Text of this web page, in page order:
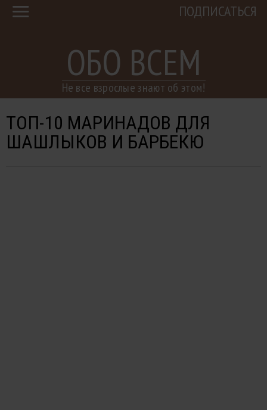
ОБО ВСЕМ
Не все взрослые знают об этом!
ПОДПИСАТЬСЯ
ТОП-10 МАРИНАДОВ ДЛЯ
ШАШЛЫКОВ И БАРБЕКЮ